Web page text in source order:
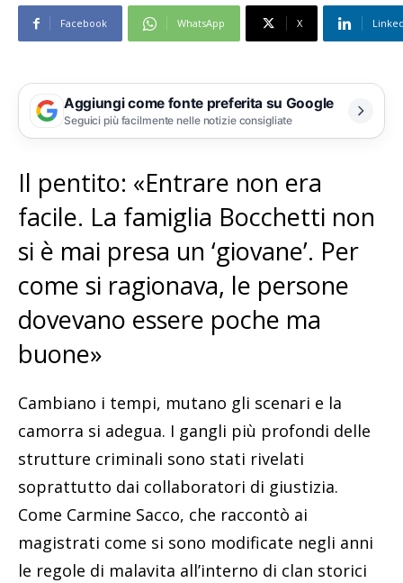
Facebook WhatsApp X
Aggiungi come fonte preferita su Google
Seguici più facilmente nelle notizie consigliate
Il pentito: «Entrare non era
facile. La famiglia Bocchetti non
si è mai presa un ‘giovane’. Per
come si ragionava, le persone
dovevano essere poche ma
buone»
Cambiano i tempi, mutano gli scenari e la
camorra si adegua. I gangli più profondi delle
strutture criminali sono stati rivelati
soprattutto dai collaboratori di giustizia.
Come Carmine Sacco, che raccontò ai
magistrati come si sono modificate negli anni
le regole di malavita all’interno di clan storici